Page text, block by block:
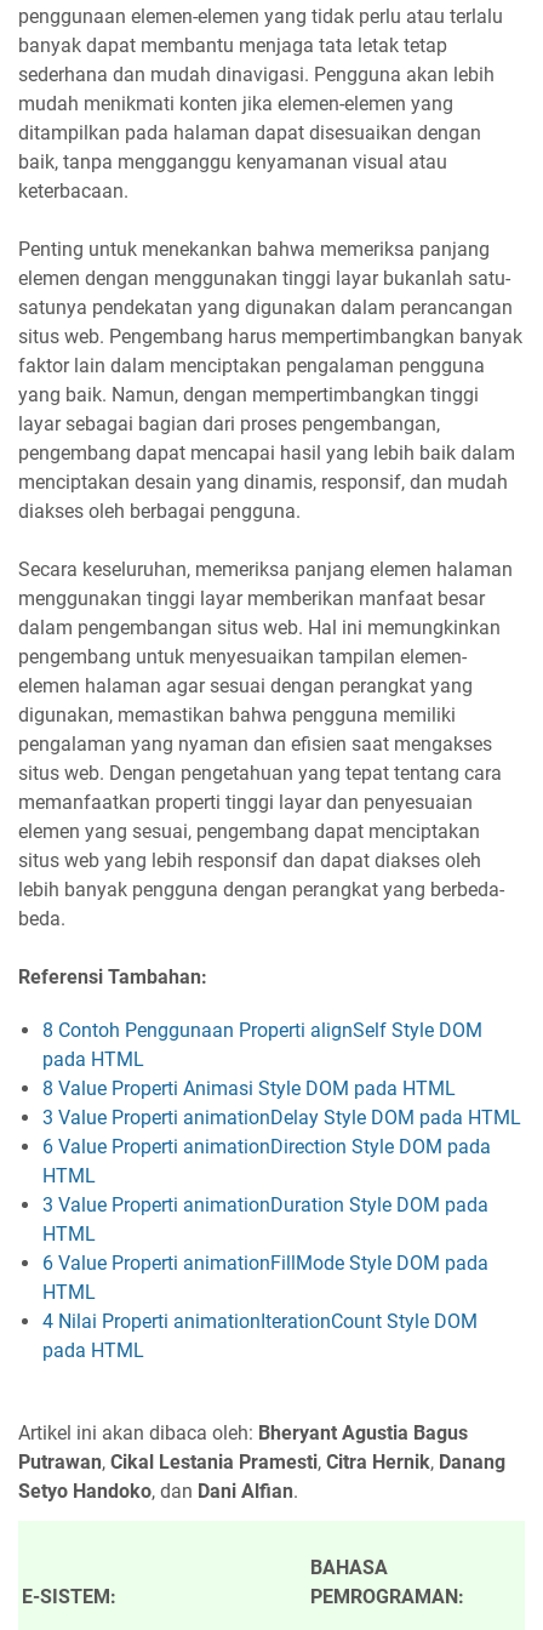
penggunaan elemen-elemen yang tidak perlu atau terlalu
banyak dapat membantu menjaga tata letak tetap
sederhana dan mudah dinavigasi. Pengguna akan lebih
mudah menikmati konten jika elemen-elemen yang
ditampilkan pada halaman dapat disesuaikan dengan
baik, tanpa mengganggu kenyamanan visual atau
keterbacaan.
Penting untuk menekankan bahwa memeriksa panjang
elemen dengan menggunakan tinggi layar bukanlah satu-
satunya pendekatan yang digunakan dalam perancangan
situs web. Pengembang harus mempertimbangkan banyak
faktor lain dalam menciptakan pengalaman pengguna
yang baik. Namun, dengan mempertimbangkan tinggi
layar sebagai bagian dari proses pengembangan,
pengembang dapat mencapai hasil yang lebih baik dalam
menciptakan desain yang dinamis, responsif, dan mudah
diakses oleh berbagai pengguna.
Secara keseluruhan, memeriksa panjang elemen halaman
menggunakan tinggi layar memberikan manfaat besar
dalam pengembangan situs web. Hal ini memungkinkan
pengembang untuk menyesuaikan tampilan elemen-
elemen halaman agar sesuai dengan perangkat yang
digunakan, memastikan bahwa pengguna memiliki
pengalaman yang nyaman dan efisien saat mengakses
situs web. Dengan pengetahuan yang tepat tentang cara
memanfaatkan properti tinggi layar dan penyesuaian
elemen yang sesuai, pengembang dapat menciptakan
situs web yang lebih responsif dan dapat diakses oleh
lebih banyak pengguna dengan perangkat yang berbeda-
beda.
Referensi Tambahan:
8 Contoh Penggunaan Properti alignSelf Style DOM
pada HTML
8 Value Properti Animasi Style DOM pada HTML
3 Value Properti animationDelay Style DOM pada HTML
6 Value Properti animationDirection Style DOM pada
HTML
3 Value Properti animationDuration Style DOM pada
HTML
6 Value Properti animationFillMode Style DOM pada
HTML
4 Nilai Properti animationIterationCount Style DOM
pada HTML
Artikel ini akan dibaca oleh: Bheryant Agustia Bagus
Putrawan, Cikal Lestania Pramesti, Citra Hernik, Danang
Setyo Handoko, dan Dani Alfian.
E-SISTEM:
BAHASA
PEMROGRAMAN: